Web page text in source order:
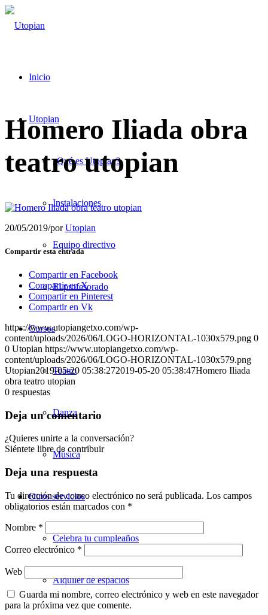
Inicio
Utopian
¿Qué es Utopian?
Instalaciones
Equipo directivo
El profesorado
Cursos
Teatro
Danza
Música
Otros servicios
Celebra tu cumpleaños
Alquiler de espacios
Homero Iliada obra
teatro utopian
20/05/2019/porUtopian
Compartir esta entrada
Compartir en Facebook
Compartir en X
Compartir en Pinterest
Compartir en Vk
https://www.utopiangetxo.com/wp-
content/uploads/2026/06/LOGO-HORIZONTAL-1030x579.png 0
0 Utopian https://www.utopiangetxo.com/wp-
content/uploads/2026/06/LOGO-HORIZONTAL-1030x579.png
Utopian2019-05-20 05:38:272019-05-20 05:38:47Homero Iliada
obra teatro utopian
0 respuestas
Deja un comentario
¿Quieres unirte a la conversación?
Siéntete libre de contribuir
Deja una respuesta
Tu dirección de correo electrónico no será publicada. Los campos
obligatorios están marcados con *
Nombre *
Correo electrónico *
Web
Guarda mi nombre, correo electrónico y web en este navegador
para la próxima vez que comente.